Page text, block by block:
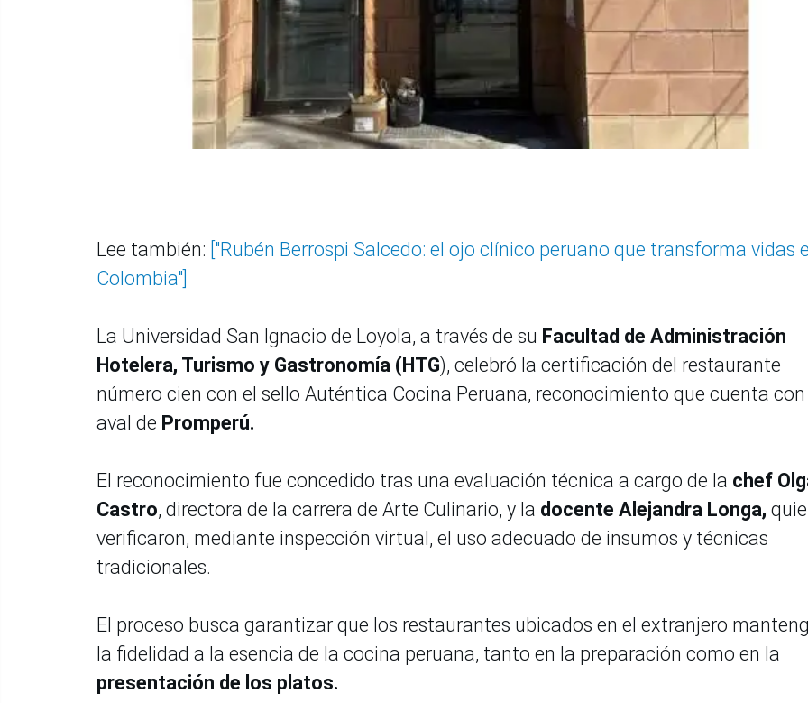
Lee también: ["Rubén Berrospi Salcedo: el ojo clínico peruano que transforma vidas
Colombia"]
La Universidad San Ignacio de Loyola, a través de su Facultad de Administración
Hotelera, Turismo y Gastronomía (HTG), celebró la certificación del restaurante
número cien con el sello Auténtica Cocina Peruana, reconocimiento que cuenta con
aval de Promperú.
El reconocimiento fue concedido tras una evaluación técnica a cargo de la chef
Castro, directora de la carrera de Arte Culinario, y la docente Alejandra Longa,
verificaron, mediante inspección virtual, el uso adecuado de insumos y técnicas
tradicionales.
El proceso busca garantizar que los restaurantes ubicados en el extranjero
la fidelidad a la esencia de la cocina peruana, tanto en la preparación como en la
presentación de los platos.